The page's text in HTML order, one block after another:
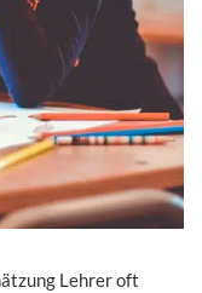
Lehrer oft